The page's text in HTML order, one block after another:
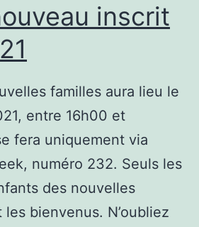
inscrit
familles aura lieu le
entre 16h00 et
fera uniquement via
numéro 232. Seuls les
des nouvelles
bienvenus. N’oubliez